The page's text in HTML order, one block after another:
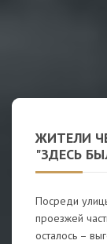
ЖИТЕЛИ
"ЗДЕСЬ
Посреди
проезжей
осталось –